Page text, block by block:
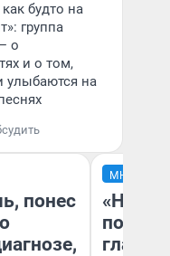
будто на
группа
о
и о том,
улыбаются на
понес
МНЕНИЕ